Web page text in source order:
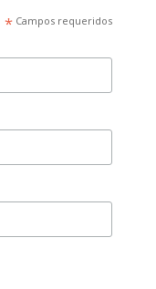
* Campos requeridos